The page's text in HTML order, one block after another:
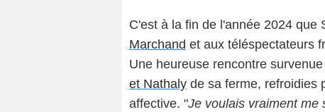
C'est à la fin de l'année 2024 que
Marchand et aux téléspectateurs
Une heureuse rencontre
et Nathaly de sa ferme, refroidies
affective. "Je voulais vraiment me